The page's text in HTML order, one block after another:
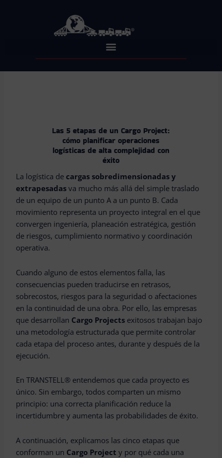
Las 5 etapas de un Cargo Project:
cómo planificar operaciones
logísticas de alta complejidad con
éxito
La logística de cargas sobredimensionadas y
extrapesadas va mucho más allá del simple traslado
de un equipo de un punto A a un punto B. Cada
movimiento representa un proyecto integral en el que
convergen ingeniería, planeación estratégica, gestión
de riesgos, cumplimiento normativo y coordinación
operativa.
Cuando alguno de estos elementos falla, las
consecuencias pueden traducirse en retrasos,
sobrecostos, riesgos para la seguridad o afectaciones
en la continuidad de una obra. Por ello, las empresas
que desarrollan Cargo Projects exitosos trabajan bajo
una metodología estructurada que permite controlar
cada etapa del proceso antes, durante y después de la
ejecución.
En TRANSTELL® entendemos que cada proyecto es
único. Sin embargo, todos comparten un mismo
principio: una correcta planificación reduce la
incertidumbre y aumenta las probabilidades de éxito.
A continuación, explicamos las cinco etapas que
conforman un Cargo Project y por qué cada una